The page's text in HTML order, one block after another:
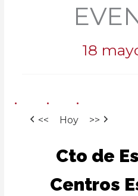
18
<< Hoy >>
Cto de
Centros